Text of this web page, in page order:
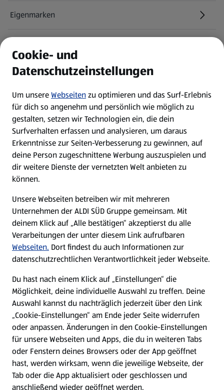
Eigenmarken
Newsletter
WhatsApp
Über ALDI SÜD
Filialen
Nachhaltigkeit
Karriere
Presse
Hilfe & Kontakt
(öffnet in einem neuen Tab)
Unternehmen
Folge uns hier:
Cookie- und
Datenschutzeinstellungen
Um unsereWebseitenzu optimieren und das Surf-Erlebnis
für dich so angenehm und persönlich wie möglich zu
gestalten, setzen wir Technologien ein, die dein
Surfverhalten erfassen und analysieren, um daraus
Erkenntnisse zur Seiten-Verbesserung zu gewinnen, auf
deine Person zugeschnittene Werbung auszuspielen und
dir weitere Dienste der vernetzten Welt anbieten zu
können.
Unsere Webseiten betreiben wir mit mehreren
Unternehmen der ALDI SÜD Gruppe gemeinsam. Mit
deinem Klick auf „Alle bestätigen“ akzeptierst du alle
Verarbeitungen der unter diesem Link aufrufbaren
Webseiten. Dort findest du auch Informationen zur
datenschutzrechtlichen Verantwortlichkeit jeder Webseite.
Du hast nach einem Klick auf „Einstellungen“ die
Möglichkeit, deine individuelle Auswahl zu treffen. Deine
Auswahl kannst du nachträglich jederzeit über den Link
„Cookie-Einstellungen“ am Ende jeder Seite widerrufen
oder anpassen. Änderungen in den Cookie-Einstellungen
für unsere Webseiten und Apps, die du in weiteren Tabs
oder Fenstern deines Browsers oder der App geöffnet
hast, werden wirksam, wenn die jeweilige Webseite, der
Tab oder die App aktualisiert oder geschlossen und
anschließend wieder geöffnet werden.